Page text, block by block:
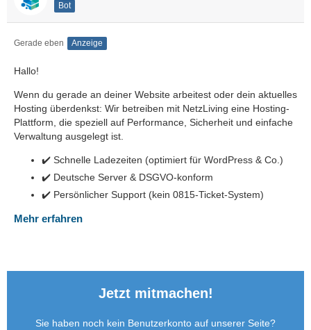
Bot
Gerade eben Anzeige
Hallo!
Wenn du gerade an deiner Website arbeitest oder dein aktuelles
Hosting überdenkst: Wir betreiben mit NetzLiving eine Hosting-
Plattform, die speziell auf Performance, Sicherheit und einfache
Verwaltung ausgelegt ist.
✔️ Schnelle Ladezeiten (optimiert für WordPress & Co.)
✔️ Deutsche Server & DSGVO-konform
✔️ Persönlicher Support (kein 0815-Ticket-System)
Mehr erfahren
Jetzt mitmachen!
Sie haben noch kein Benutzerkonto auf unserer Seite?